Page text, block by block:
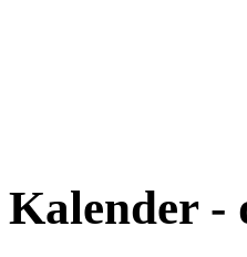
Kalender -